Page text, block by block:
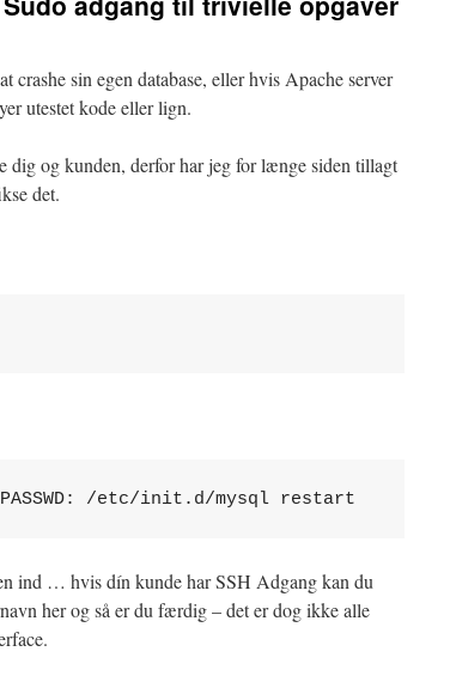
sin egen database, eller hvis Apache server
utestet kode eller lign.
dig og kunden, derfor har jeg for længe siden tillagt
det.
/etc/init.d/mysql restart
ind … hvis dín kunde har SSH Adgang kan du
her og så er du færdig – det er dog ikke alle